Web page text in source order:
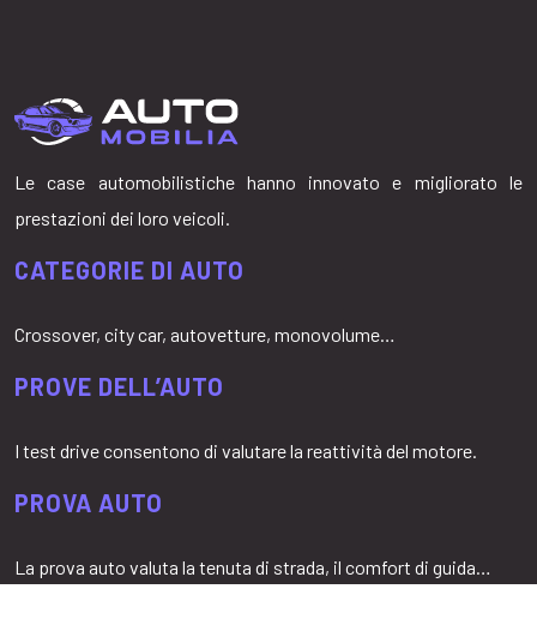
Le case automobilistiche hanno innovato e migliorato le
prestazioni dei loro veicoli.
CATEGORIE DI AUTO
Crossover, city car, autovetture, monovolume…
PROVE DELL’AUTO
I test drive consentono di valutare la reattività del motore.
PROVA AUTO
La prova auto valuta la tenuta di strada, il comfort di guida…